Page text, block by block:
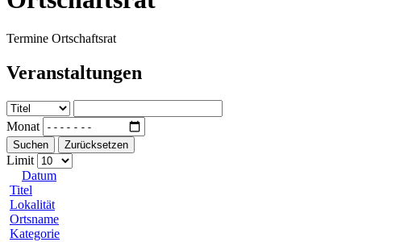
Termine Ortschaftsrat
Veranstaltungen
Monat
Suchen Zurücksetzen
Limit
Datum
Titel
Lokalität
Ortsname
Kategorie